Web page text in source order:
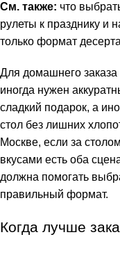
См. также: что
рулеты к празднику и
только формат
Для домашнего
иногда нужен
сладкий подарок, а
стол без лишних
Москве, если за
вкусами есть оба
должна помогать
правильный формат.
Когда лучше